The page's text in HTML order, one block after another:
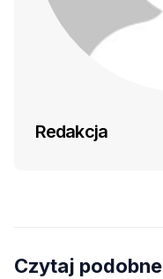
Redakcja
Czytaj podobne